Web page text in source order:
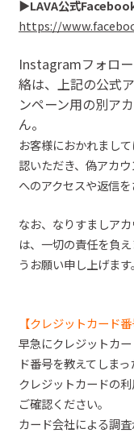
▶︎LAVA公式
https://
Instagramフォロ
絡は、上記の公式
ンペーン用の別ア
ん。
お客様におかれまし
認いただき、偽アカ
へのアクセスや返信を
なお、なりすましア
は、一切の責任を負え
うお願い申し上げます。
【クレジットカード
早急にクレジットカ
ド番号を教えてしま
クレジットカードの
ご確認ください。
カード会社による調